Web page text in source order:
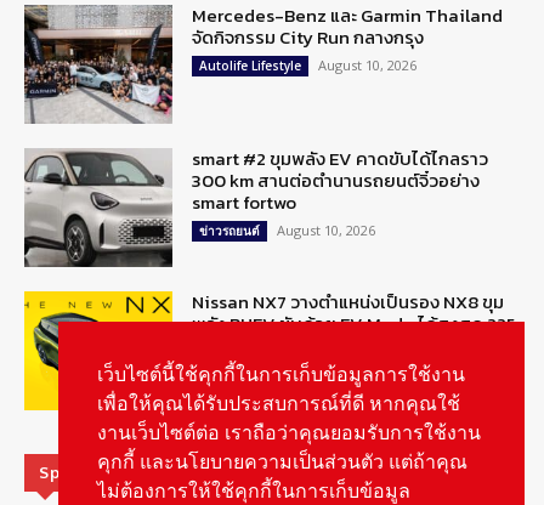
Mercedes-Benz และ Garmin Thailand
จัดกิจกรรม City Run กลางกรุง
Autolife Lifestyle August 10, 2026
smart #2 ขุมพลัง EV คาดขับได้ไกลราว
300 km สานต่อตำนานรถยนต์จิ๋วอย่าง
smart fortwo
ข่าวรถยนต์ August 10, 2026
Nissan NX7 วางตำแหน่งเป็นรอง NX8 ขุม
พลัง PHEV ขับด้วย EV Mode ได้สูงสุด 225
ข่าวรถยนต์ August 10, 2026
Special Picks
เว็บไซต์นี้ใช้คุกกี้ในการเก็บข้อมูลการใช้งาน
เพื่อให้คุณได้รับประสบการณ์ที่ดี หากคุณใช้
งานเว็บไซต์ต่อ เราถือว่าคุณยอมรับการใช้งาน
คุกกี้ และนโยบายความเป็นส่วนตัว แต่ถ้าคุณ
ไม่ต้องการให้ใช้คุกกี้ในการเก็บข้อมูล